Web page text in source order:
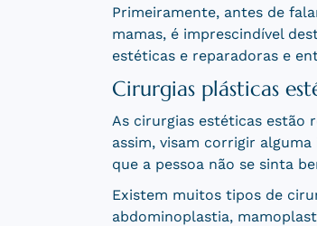
Primeiramente, antes de
mamas, é imprescindível
estéticas e reparadoras e
Cirurgias plásticas
As cirurgias estéticas estão
assim, visam corrigir
que a pessoa não se sinta
Existem muitos tipos de
abdominoplastia,